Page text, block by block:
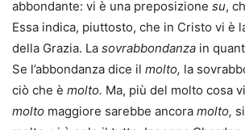
abbondante: vi è una preposizione su,
Essa indica, piuttosto, che in Cristo vi è
della Grazia. La sovrabbondanza in
Se l’abbondanza dice il molto, la
ciò che è molto. Ma, più del molto cosa
molto maggiore sarebbe ancora molto,